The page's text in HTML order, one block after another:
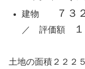
建物
７３
／ 評価額
土地の面積２２２